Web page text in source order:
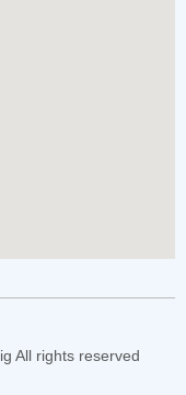
All rights reserved